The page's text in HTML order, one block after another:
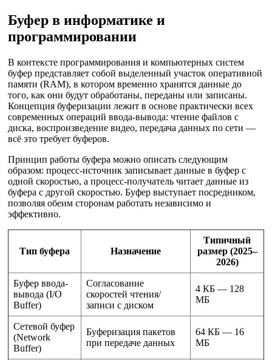
Буфер в информатике и
программировании
В контексте программирования и компьютерных систем
буфер представляет собой выделенный участок оперативной
памяти (RAM), в котором временно хранятся данные до
того, как они будут обработаны, переданы или записаны.
Концепция буферизации лежит в основе практически всех
современных операций ввода-вывода: чтение файлов с
диска, воспроизведение видео, передача данных по сети —
всё это требует буферов.
Принцип работы буфера можно описать следующим
образом: процесс-источник записывает данные в буфер с
одной скоростью, а процесс-получатель читает данные из
буфера с другой скоростью. Буфер выступает посредником,
позволяя обеим сторонам работать независимо и
эффективно.
Тип буфера Назначение
Типичный
размер (2025–
2026)
Буфер ввода-
вывода (I/O
Buffer)
Согласование
скоростей чтения/
записи с диском
4 КБ — 128
МБ
Сетевой буфер
(Network
Buffer)
Буферизация пакетов
при передаче данных
64 КБ — 16
МБ